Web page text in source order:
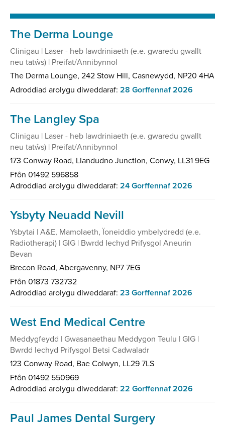
The Derma Lounge
Clinigau | Laser - heb lawdriniaeth (e.e. gwaredu gwallt
neu tatŵs) | Preifat/Annibynnol
The Derma Lounge, 242 Stow Hill, Casnewydd, NP20 4HA
Adroddiad arolygu diweddaraf: 28 Gorffennaf 2026
The Langley Spa
Clinigau | Laser - heb lawdriniaeth (e.e. gwaredu gwallt
neu tatŵs) | Preifat/Annibynnol
173 Conway Road, Llandudno Junction, Conwy, LL31 9EG
Ffôn 01492 596858
Adroddiad arolygu diweddaraf: 24 Gorffennaf 2026
Ysbyty Neuadd Nevill
Ysbytai | A&E, Mamolaeth, Ïoneiddio ymbelydredd (e.e.
Radiotherapi) | GIG | Bwrdd Iechyd Prifysgol Aneurin
Bevan
Brecon Road, Abergavenny, NP7 7EG
Ffôn 01873 732732
Adroddiad arolygu diweddaraf: 23 Gorffennaf 2026
West End Medical Centre
Meddygfeydd | Gwasanaethau Meddygon Teulu | GIG |
Bwrdd Iechyd Prifysgol Betsi Cadwaladr
123 Conway Road, Bae Colwyn, LL29 7LS
Ffôn 01492 550969
Adroddiad arolygu diweddaraf: 22 Gorffennaf 2026
Paul James Dental Surgery